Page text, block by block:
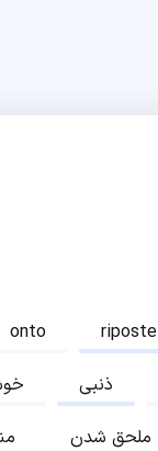
onto riposte
ذنبی
ملحق شدن